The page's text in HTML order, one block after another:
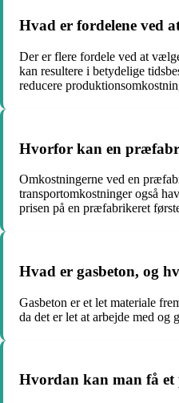
Hvad er fordelene ved
Der er flere fordele ved at
kan resultere i betydelige
reducere
Hvorfor kan en
Omkostningerne ved en
transportomkostninger også
prisen på en præfabrikeret
Hvad er gasbeton, og
Gasbeton er et let materiale
da det er let at arbejde med og
Hvordan kan man få et